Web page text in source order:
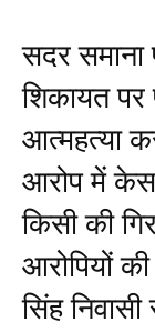
सदर
शिकायत
आत्महत्या
आरोप में केस
किसी की
आरोपियों
सिंह